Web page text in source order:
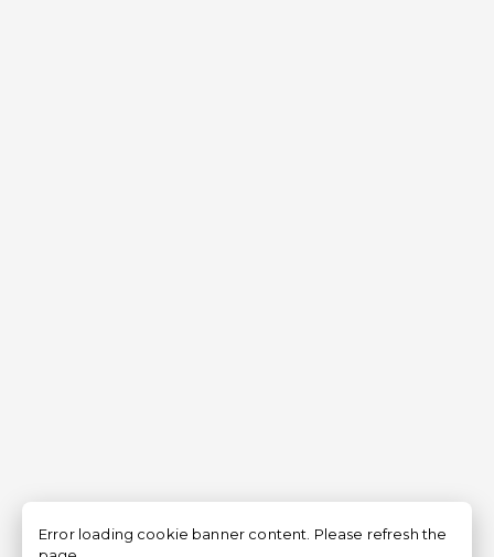
Error loading cookie banner content. Please refresh the